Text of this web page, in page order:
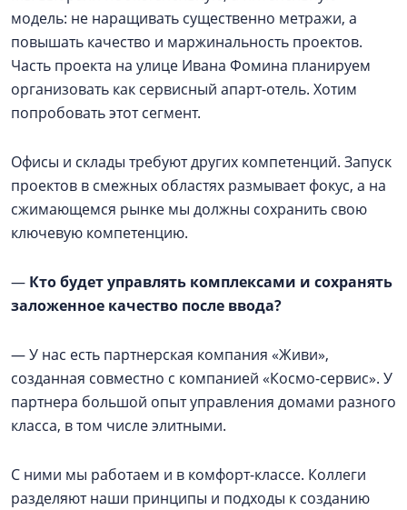
модель: не наращивать существенно метражи, а
повышать качество и маржинальность проектов.
Часть проекта на улице Ивана Фомина планируем
организовать как сервисный апарт-отель. Хотим
попробовать этот сегмент.
Офисы и склады требуют других компетенций. Запуск
проектов в смежных областях размывает фокус, а на
сжимающемся рынке мы должны сохранить свою
ключевую компетенцию.
— Кто будет управлять комплексами и сохранять
заложенное качество после ввода?
— У нас есть партнерская компания «Живи»,
созданная совместно с компанией «Космо-сервис». У
партнера большой опыт управления домами разного
класса, в том числе элитными.
С ними мы работаем и в комфорт-классе. Коллеги
разделяют наши принципы и подходы к созданию